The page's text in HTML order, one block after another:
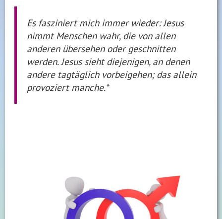
Es fasziniert mich immer wieder: Jesus
nimmt Menschen wahr, die von allen
anderen übersehen oder geschnitten
werden. Jesus sieht diejenigen, an denen
andere tagtäglich vorbeigehen; das allein
provoziert manche.*